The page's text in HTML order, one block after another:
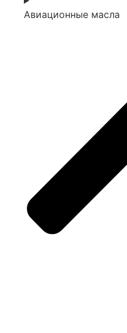
Авиационные масла